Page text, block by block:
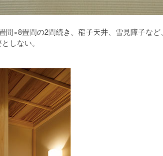
間×8畳間の2間続き。稲子天井、雪見障子な
しない。